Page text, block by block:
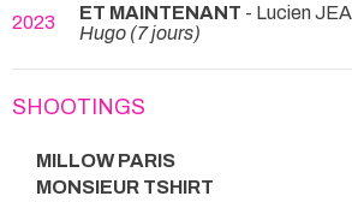
2023 ET MAINTENANT - Lucien
Hugo (7 jours)
SHOOTINGS
MILLOW PARIS
MONSIEUR TSHIRT